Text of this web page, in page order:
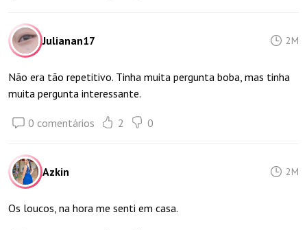
Julianan17 2M
Não era tão repetitivo. Tinha muita pergunta boba, mas tinha
muita pergunta interessante.
0 comentários 2 0
Azkin 2M
Os loucos, na hora me senti em casa.